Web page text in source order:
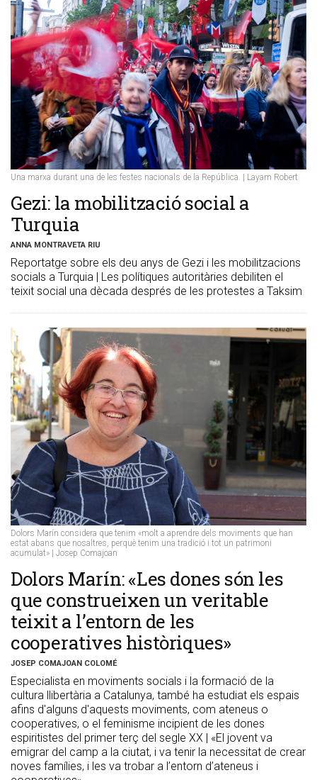
Una marxa durant una de les festes nacionals de la República. | Layam Robert
Gezi: la mobilització social a
Turquia
ANNA MONTRAVETA RIU
Reportatge sobre els deu anys de Gezi i les mobilitzacions
socials a Turquia | Les polítiques autoritàries debiliten el
teixit social una dècada després de les protestes a Taksim
Dolors Marín considera que tenim «molt a aprendre dels moviments que han
estat abans que nosaltres, perquè tenim una tradició i tot un patrimoni
acumulat» | Josep Comajoan
Dolors Marín: «Les dones són les
que construeixen un veritable
teixit a l’entorn de les
cooperatives històriques»
JOSEP COMAJOAN COLOMÉ
Especialista en moviments socials i la formació de la
cultura llibertària a Catalunya, també ha estudiat els espais
afins d'alguns d'aquests moviments, com ateneus o
cooperatives, o el feminisme incipient de les dones
espiritistes del primer terç del segle XX | «El jovent va
emigrar del camp a la ciutat, i va tenir la necessitat de crear
noves famílies, i les va trobar a l’entorn d’ateneus i